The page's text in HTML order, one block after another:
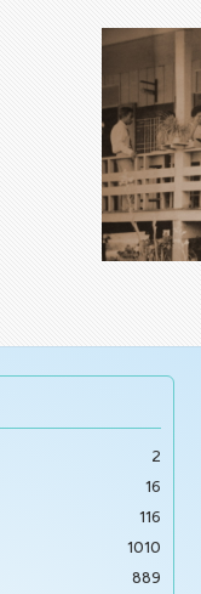
2
16
116
1010
889